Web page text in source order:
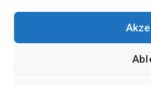
Freitag und Samstag: 14:00 –
Sonntag: 14:00 –